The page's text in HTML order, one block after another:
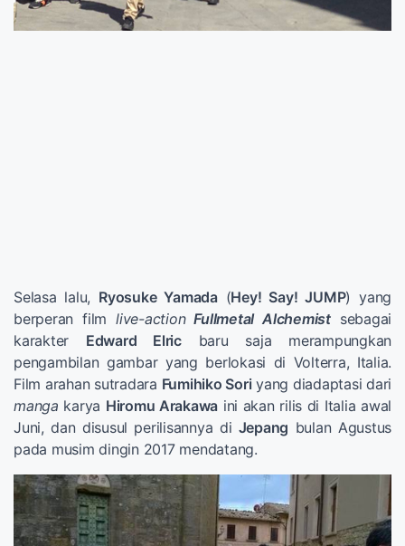
Selasa lalu, Ryosuke Yamada(Hey! Say! JUMP) yang
berperan film live-actionFullmetal Alchemistsebagai
karakter Edward Elricbaru saja merampungkan
pengambilan gambar yang berlokasi di Volterra, Italia.
Film arahan sutradara Fumihiko Sori yang diadaptasi dari
manga karya Hiromu Arakawa ini akan rilis di Italia awal
Juni, dan disusul perilisannya di Jepang bulan Agustus
pada musim dingin 2017 mendatang.